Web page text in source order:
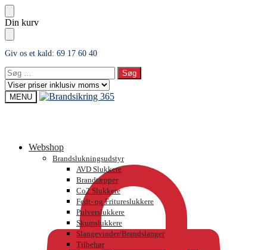
Skip
to
navigation
Skip
to
content
Din kurv
Giv os et kald: 69 17 60 40
Søg
efter:
MENU
Webshop
Brandslukningsudstyr
AVD Slukkere
Brandtæpper
Co2 Slukkere
Fedt- og Fritureslukkere
Pulverslukkere
Skumslukkere
Slangevinder/Brandslanger
Tilbehør